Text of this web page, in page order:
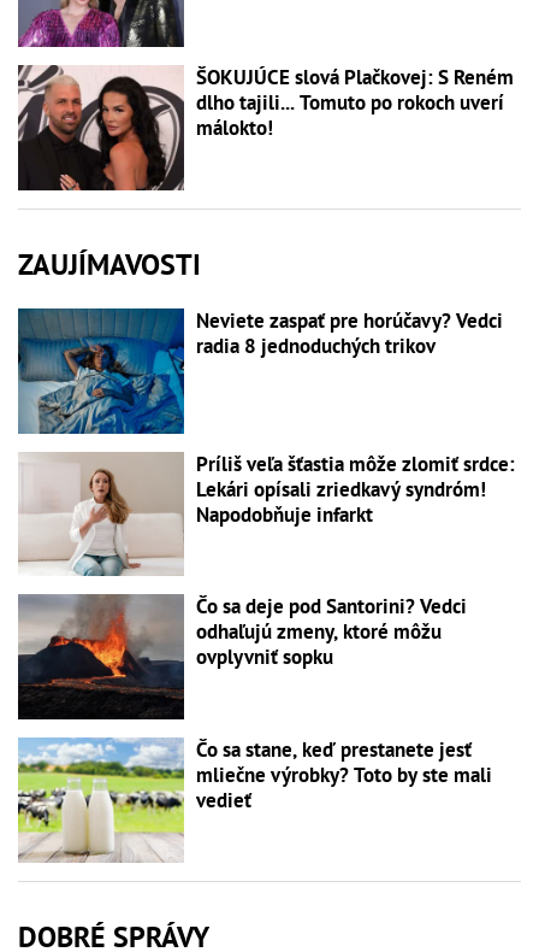
ŠOKUJÚCE slová Plačkovej: S Reném
dlho tajili... Tomuto po rokoch uverí
málokto!
ZAUJÍMAVOSTI
Neviete zaspať pre horúčavy? Vedci
radia 8 jednoduchých trikov
Príliš veľa šťastia môže zlomiť srdce:
Lekári opísali zriedkavý syndróm!
Napodobňuje infarkt
Čo sa deje pod Santorini? Vedci
odhaľujú zmeny, ktoré môžu
ovplyvniť sopku
Čo sa stane, keď prestanete jesť
mliečne výrobky? Toto by ste mali
vedieť
DOBRÉ SPRÁVY